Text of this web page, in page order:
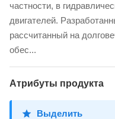
частности, в
двигателей.
рассчитанный на
обес...
Атрибуты продукта
Выделить